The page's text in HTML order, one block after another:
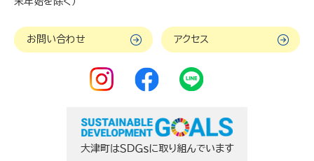
お問い合わせ アクセス